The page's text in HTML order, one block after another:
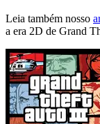
Leia também nosso
a era 2D de Grand